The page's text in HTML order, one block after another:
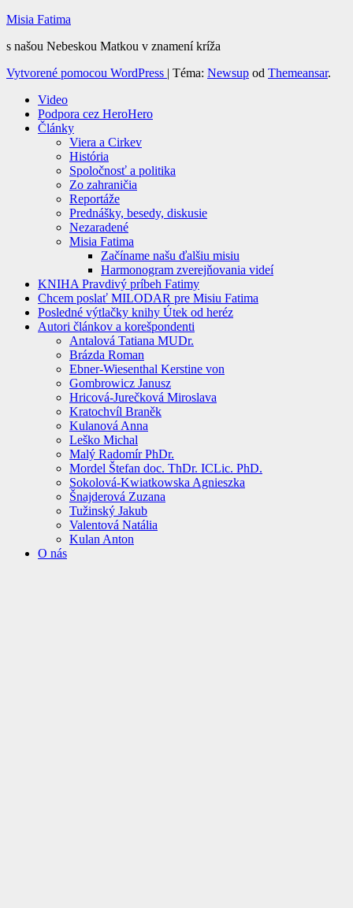
Misia Fatima
s našou Nebeskou Matkou v znamení kríža
Vytvorené pomocou WordPress | Téma: Newsup od Themeansar.
Video
Podpora cez HeroHero
Články
Viera a Cirkev
História
Spoločnosť a politika
Zo zahraničia
Reportáže
Prednášky, besedy, diskusie
Nezaradené
Misia Fatima
Začíname našu ďalšiu misiu
Harmonogram zverejňovania videí
KNIHA Pravdivý príbeh Fatimy
Chcem poslať MILODAR pre Misiu Fatima
Posledné výtlačky knihy Útek od heréz
Autori článkov a korešpondenti
Antalová Tatiana MUDr.
Brázda Roman
Ebner-Wiesenthal Kerstine von
Gombrowicz Janusz
Hricová-Jurečková Miroslava
Kratochvíl Braněk
Kulanová Anna
Leško Michal
Malý Radomír PhDr.
Mordel Štefan doc. ThDr. ICLic. PhD.
Sokolová-Kwiatkowska Agnieszka
Šnajderová Zuzana
Tužinský Jakub
Valentová Natália
Kulan Anton
O nás